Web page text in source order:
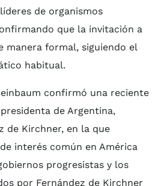
de organismos
que la invitación a
manera formal, siguiendo el
habitual.
confirmó una reciente
de Argentina,
de Kirchner, en la que
interés común en América
progresistas y los
por Fernández de Kirchner